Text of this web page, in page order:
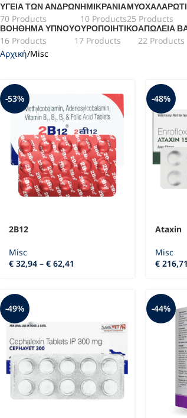
ΥΓΕΊΑ ΤΩΝ ΑΝΔΡΏΝ
70 Products
ΗΜΙΚΡΑΝΊΑ
10 Products25 Products
ΒΟΉΘΗΜΑ ΎΠΝΟΥ
16 Products
ΟΥΡΟΠΟΙΗΤΙΚΌ
17 Products
ΑΠΏΛΕΙΑ
22 Products
Αρχική Misc
-53%
2B12
Misc
€ 32,94 – € 62,41
-48%
Ataxin
Misc
€ 216,71
-49% -44%